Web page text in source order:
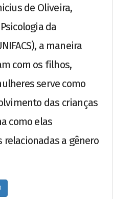
de Oliveira,
da
a maneira
com os filhos,
serve como
das crianças
como elas
a gênero